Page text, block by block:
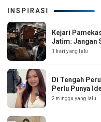
INSPIRASI
Kejari
Jatim: Jangan
1 hari yang lalu
Di Tengah
Perlu Punya
2 minggu yang lalu